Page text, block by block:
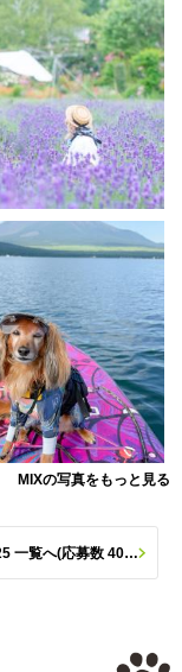
MIXの写真をもっと見る
イヌトミィ モデル犬フォトコンテストWinter2025 一覧へ(応募数 406枚)